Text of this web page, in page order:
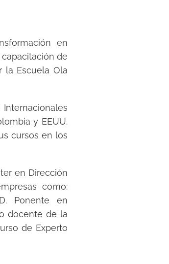
en
de
la Escuela Ola
y EEUU.
cursos en los
en Dirección
como:
Ponente en
docente de la
de Experto